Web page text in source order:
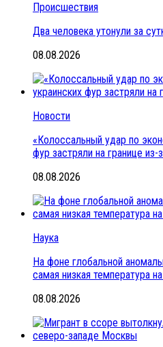
Происшествия
Два человека утонули за
08.08.2026
Новости
«Колоссальный удар по
фур застряли на границе из-
08.08.2026
Наука
На фоне глобальной
самая низкая температура
08.08.2026